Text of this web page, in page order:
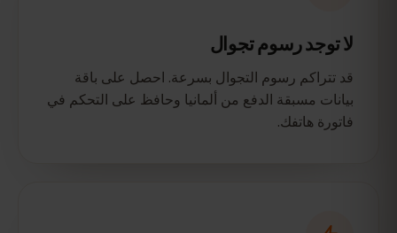
لا توجد رسوم تجوال
قد تتراكم رسوم التجوال بسرعة. احصل على باقة
بيانات مسبقة الدفع من ألمانيا وحافظ على التحكم في
فاتورة هاتفك.